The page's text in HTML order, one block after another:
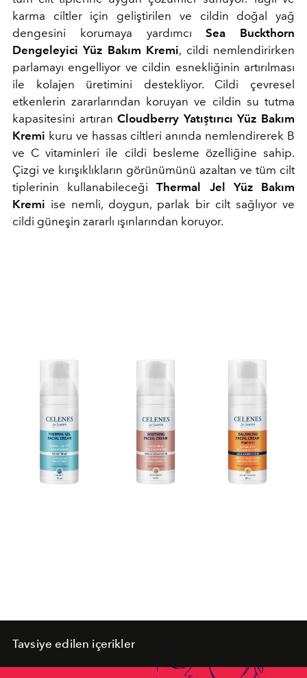
karma ciltler için geliştirilen ve cildin doğal yağ
dengesini korumaya yardımcıSea Buckthorn
Dengeleyici Yüz Bakım Kremi, cildi nemlendirirken
parlamayı engelliyor ve cildin esnekliğinin artırılması
ile kolajen üretimini destekliyor. Cildi çevresel
etkenlerin zararlarından koruyan ve cildin su tutma
kapasitesini artıran Cloudberry Yatıştırıcı Yüz Bakım
Kremi kuru ve hassas ciltleri anında nemlendirerek B
ve C vitaminleri ile cildi besleme özelliğine sahip.
Çizgi ve kırışıklıkların görünümünü azaltan ve tüm cilt
tiplerinin kullanabileceğiThermal Jel Yüz Bakım
Kremi ise nemli, doygun, parlak bir cilt sağlıyor ve
cildi güneşin zararlı ışınlarından koruyor.
Tavsiye edilen içerikler